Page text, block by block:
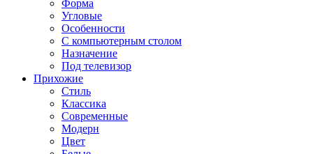
Форма
Угловые
Особенности
С компьютерным столом
Назначение
Под телевизор
Прихожие
Стиль
Классика
Современные
Модерн
Цвет